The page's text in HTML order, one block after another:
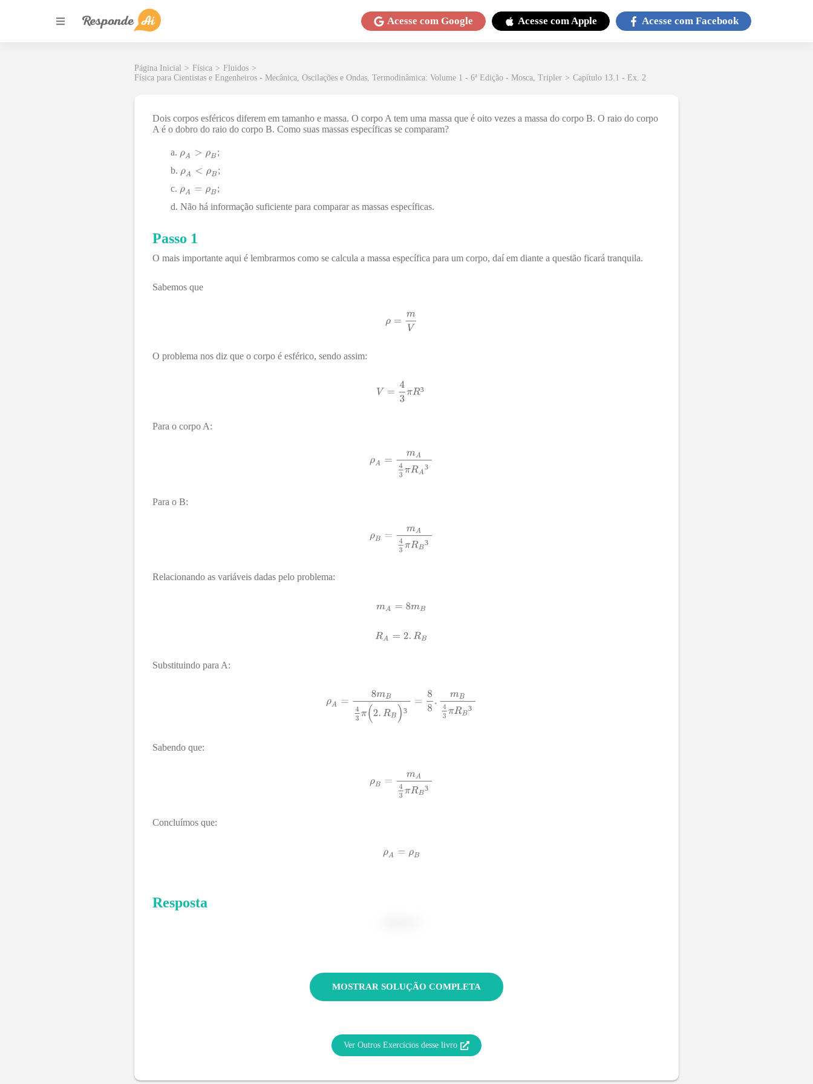
Acesse com Google Acesse comApple Acesse com Facebook
Página Inicial > Física > Fluidos >
Física para Cientistas e Engenheiros - Mecânica, Oscilações e Ondas, Termodinâmica: Volume 1 - 6ª Edição - Mosca, Tripler > Capítulo 13.1 - Ex. 2
Dois corpos esféricos diferem em tamanho e massa. O corpo A tem uma massa que é oito vezes a massa do corpo B. O raio do corpo
A é o dobro do raio do corpo B. Como suas massas específicas se comparam?
;
;
;
Não há informação suficiente para comparar as massas específicas.
Passo 1
O mais importante aqui é lembrarmos como se calcula a massa específica para um corpo, daí em diante a questão ficará tranquila.
Sabemos que
O problema nos diz que o corpo é esférico, sendo assim:
³
Para o corpo A:
³
Para o B:
³
Relacionando as variáveis dadas pelo problema:
Substituindo para A:
³ ³
Sabendo que:
³
Concluímos que:
Resposta
MOSTRAR SOLUÇÃO COMPLETA
Ver Outros Exercícios desse livro